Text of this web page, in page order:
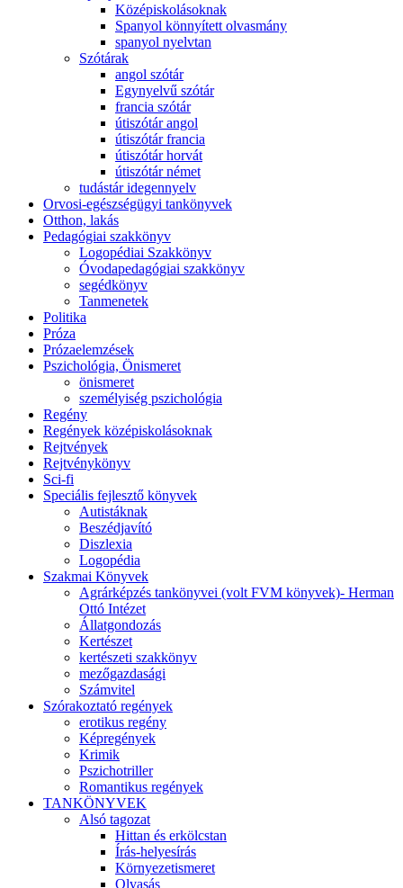
Középiskolásoknak
Spanyol könnyített olvasmány
spanyol nyelvtan
Szótárak
angol szótár
Egynyelvű szótár
francia szótár
útiszótár angol
útiszótár francia
útiszótár horvát
útiszótár német
tudástár idegennyelv
Orvosi-egészségügyi tankönyvek
Otthon, lakás
Pedagógiai szakkönyv
Logopédiai Szakkönyv
Óvodapedagógiai szakkönyv
segédkönyv
Tanmenetek
Politika
Próza
Prózaelemzések
Pszichológia, Önismeret
önismeret
személyiség pszichológia
Regény
Regények középiskolásoknak
Rejtvények
Rejtvénykönyv
Sci-fi
Speciális fejlesztő könyvek
Autistáknak
Beszédjavító
Diszlexia
Logopédia
Szakmai Könyvek
Agrárképzés tankönyvei (volt FVM könyvek)- Herman
Ottó Intézet
Állatgondozás
Kertészet
kertészeti szakkönyv
mezőgazdasági
Számvitel
Szórakoztató regények
erotikus regény
Képregények
Krimik
Pszichotriller
Romantikus regények
TANKÖNYVEK
Alsó tagozat
Hittan és erkölcstan
Írás-helyesírás
Környezetismeret
Olvasás